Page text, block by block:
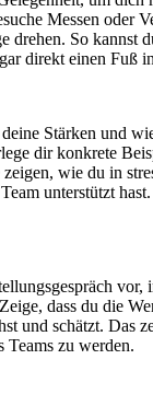
Messen oder
drehen. So kannst
direkt einen Fuß
Stärken und
dir konkrete
wie du in
unterstützt
vor,
dass du die
und schätzt. Das
zu werden.